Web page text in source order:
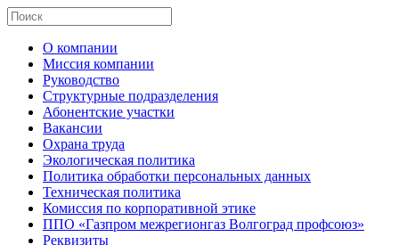
О компании
Миссия компании
Руководство
Структурные подразделения
Абонентские участки
Вакансии
Охрана труда
Экологическая политика
Политика обработки персональных данных
Техническая политика
Комиссия по корпоративной этике
ППО «Газпром межрегионгаз Волгоград профсоюз»
Реквизиты